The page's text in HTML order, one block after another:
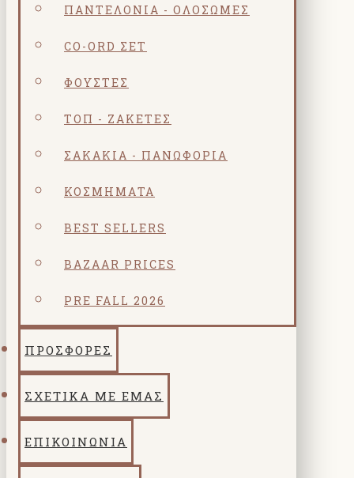
ΠΑΝΤΕΛΌΝΙΑ - ΟΛΌΣΩΜΕΣ
CO-ORD ΣΕΤ
ΦΟΎΣΤΕΣ
ΤΟΠ - ΖΑΚΈΤΕΣ
ΣΑΚΆΚΙΑ - ΠΑΝΩΦΌΡΙΑ
ΚΟΣΜΗΜΑΤΑ
BEST SELLERS
BAZAAR PRICES
PRE FALL 2026
ΠΡΟΣΦΟΡΕΣ
ΣΧΕΤΙΚΑ ΜΕ ΕΜΑΣ
ΕΠΙΚΟΙΝΩΝΙΑ